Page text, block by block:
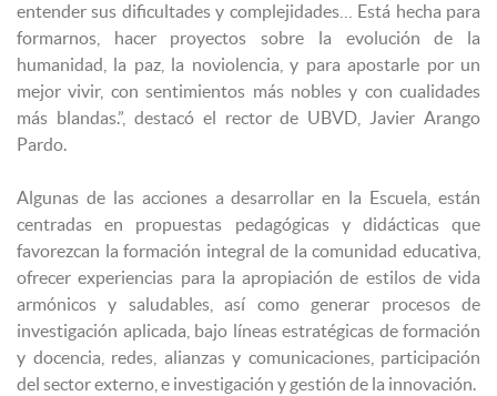
entender sus dificultades y complejidades… Está hecha para
formarnos, hacer proyectos sobre la evolución de la
humanidad, la paz, la noviolencia, y para apostarle por un
mejor vivir, con sentimientos más nobles y con cualidades
más blandas.”, destacó el rector de UBVD, Javier Arango
Pardo.
Algunas de las acciones a desarrollar en la Escuela, están
centradas en propuestas pedagógicas y didácticas que
favorezcan la formación integral de la comunidad educativa,
ofrecer experiencias para la apropiación de estilos de vida
armónicos y saludables, así como generar procesos de
investigación aplicada, bajo líneas estratégicas de formación
y docencia, redes, alianzas y comunicaciones, participación
del sector externo, e investigación y gestión de la innovación.